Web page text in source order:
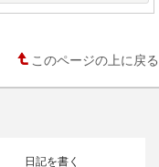
このページの上に戻る
日記を書く